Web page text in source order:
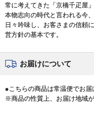
常に考えてきた「京橋千疋屋」
本物志向の時代と言われる今
日々吟味し、お客さまの信頼
営方針の基本です。
お届けについて
●こちらの商品は常温便でお届
※商品の性質上、お届け地域